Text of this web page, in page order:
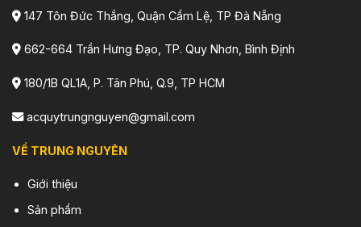
147 Tôn Đức Thắng, Quận Cẩm Lệ, TP Đà Nẵng
662-664 Trần Hưng Đạo, TP. Quy Nhơn, Bình Định
180/1B QL1A, P. Tân Phú, Q.9, TP HCM
acquytrungnguyen@gmail.com
VỀ TRUNG NGUYÊN
Giới thiệu
Sản phẩm